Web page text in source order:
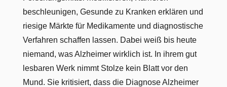
beschleunigen, Gesunde zu Kranken erklären und
riesige Märkte für Medikamente und diagnostische
Verfahren schaffen lassen. Dabei weiß bis heute
niemand, was Alzheimer wirklich ist. In ihrem gut
lesbaren Werk nimmt Stolze kein Blatt vor den
Mund. Sie kritisiert, dass die Diagnose Alzheimer